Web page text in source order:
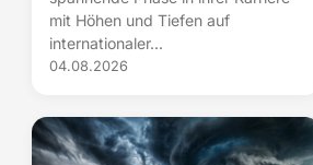
mit Höhen und Tiefen auf
internationaler...
04.08.2026